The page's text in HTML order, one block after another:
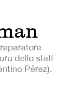
dello staff
Pérez).